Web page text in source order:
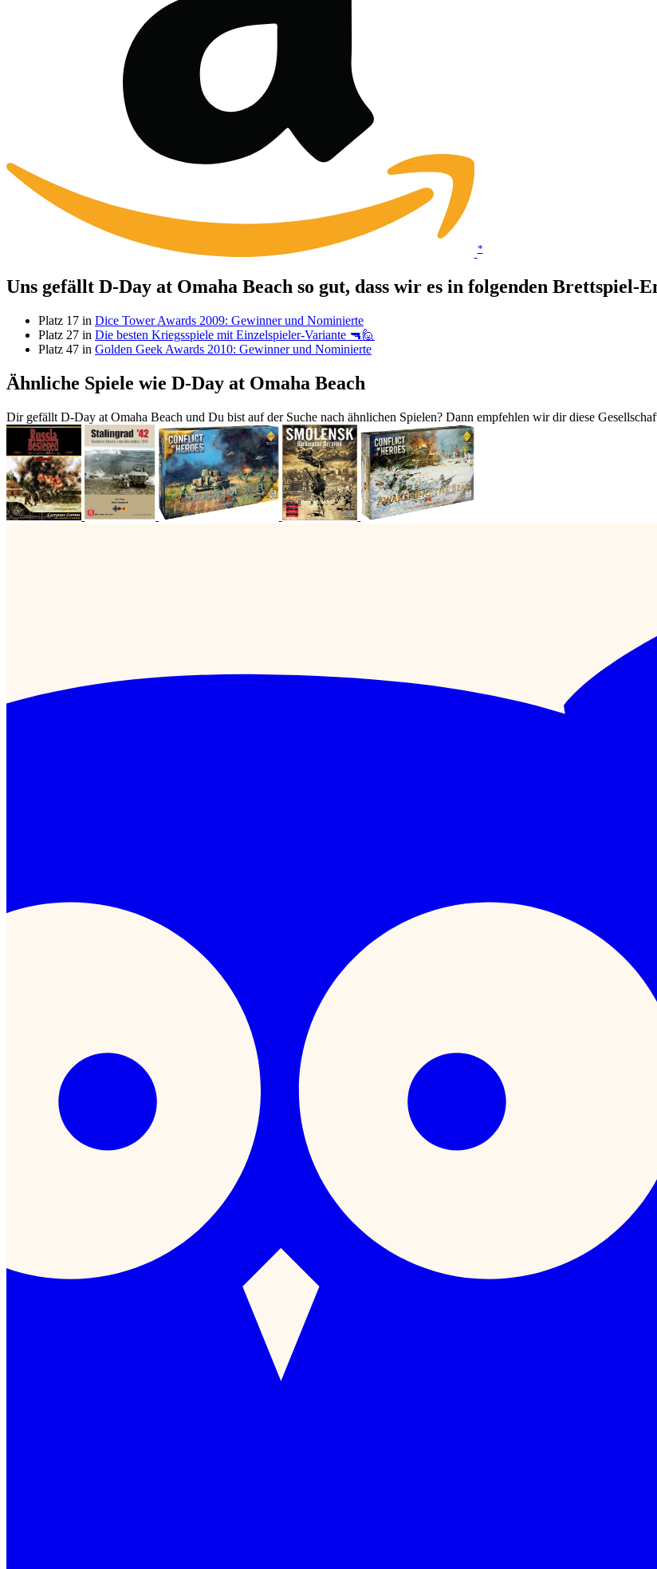
*
Uns gefällt D-Day at Omaha Beach so gut, dass wir es in folgenden Brettspiel-
Platz 17 in Dice Tower Awards 2009: Gewinner und Nominierte
Platz 27 in Die besten Kriegsspiele mit Einzelspieler-Variante 🔫🙋
Platz 47 in Golden Geek Awards 2010: Gewinner und Nominierte
Ähnliche Spiele wie D-Day at Omaha Beach
Dir gefällt D-Day at Omaha Beach und Du bist auf der Suche nach ähnlichen Spielen? Dann empfehlen wir dir diese